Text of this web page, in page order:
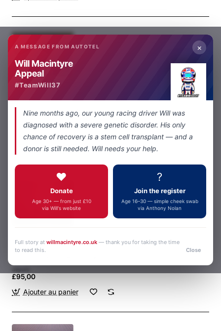
En stock
Crew Earpiece D shapec 1 ear
depuis
£69,00
Ajouter au panier
Autotel
£95,00
Ajouter au panier
×
A MESSAGE FROM AUTOTEL
Will Macintyre
Appeal
#TeamWill37
Nine months ago, our young racing driver Will was
diagnosed with a severe genetic disorder. His only
chance of recovery is a stem cell transplant — and a
donor is still needed. Will needs your help.
❤️
Donate
Age 30+ — from just £10
via Will's website
?
Join the register
Age 16–30 — simple cheek swab
via Anthony Nolan
Full story atwillmacintyre.co.uk— thank you for taking the time
to read this.
Close